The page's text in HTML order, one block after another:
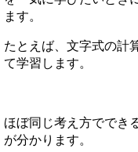
ます。
たとえば、文字式の計
て学習します。
ほぼ同じ考え方ででき
が分かります。